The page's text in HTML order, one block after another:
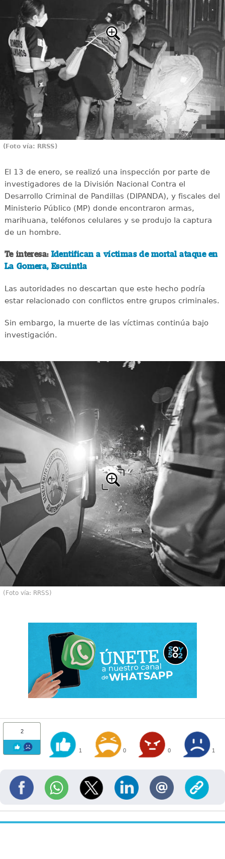
(Foto vía: RRSS)
El 13 de enero, se realizó una inspección por parte de
investigadores de la División Nacional Contra el
Desarrollo Criminal de Pandillas (DIPANDA), y fiscales del
Ministerio Público (MP) donde encontraron armas,
marihuana, teléfonos celulares y se produjo la captura
de un hombre.
Te interesa: Identifican a víctimas de mortal ataque en
La Gomera, Escuintla
Las autoridades no descartan que este hecho podría
estar relacionado con conflictos entre grupos criminales.
Sin embargo, la muerte de las víctimas continúa bajo
investigación.
(Foto vía: RRSS)
2
1 0 0 1